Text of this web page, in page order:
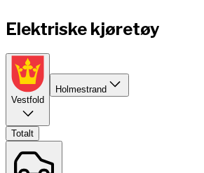
Elektriske kjøretøy
Vestfold
Holmestrand
Totalt